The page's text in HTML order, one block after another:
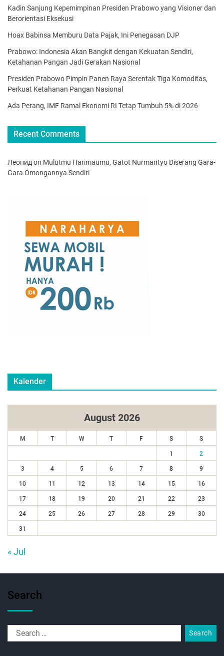
Kadin Sanjung Kepemimpinan Presiden Prabowo yang Visioner dan
Berorientasi Eksekusi
Hoax Babinsa Memburu Data Pajak, Ini Penegasan DJP
Prabowo: Indonesia Akan Bangkit dengan Kekuatan Sendiri,
Ketahanan Pangan Jadi Gerakan Nasional
Presiden Prabowo Pimpin Panen Raya Serentak Tiga Komoditas,
Perkuat Ketahanan Pangan Nasional
Ada Perang, IMF Ramal Ekonomi RI Tetap Tumbuh 5% di 2026
Recent Comments
Леонидon Mulutmu Harimaumu, Gatot Nurmantyo Diserang Gara-
Gara Omongannya Sendiri
Kalender
August 2026
M T W T F S S
1 2
3 4 5 6 7 8 9
10 11 12 13 14 15 16
17 18 19 20 21 22 23
24 25 26 27 28 29 30
31
« Jul
Search